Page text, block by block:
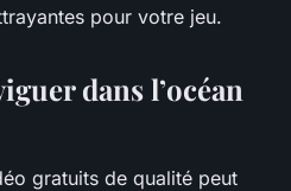
pour votre jeu.
dans l’océan
gratuits de qualité peut